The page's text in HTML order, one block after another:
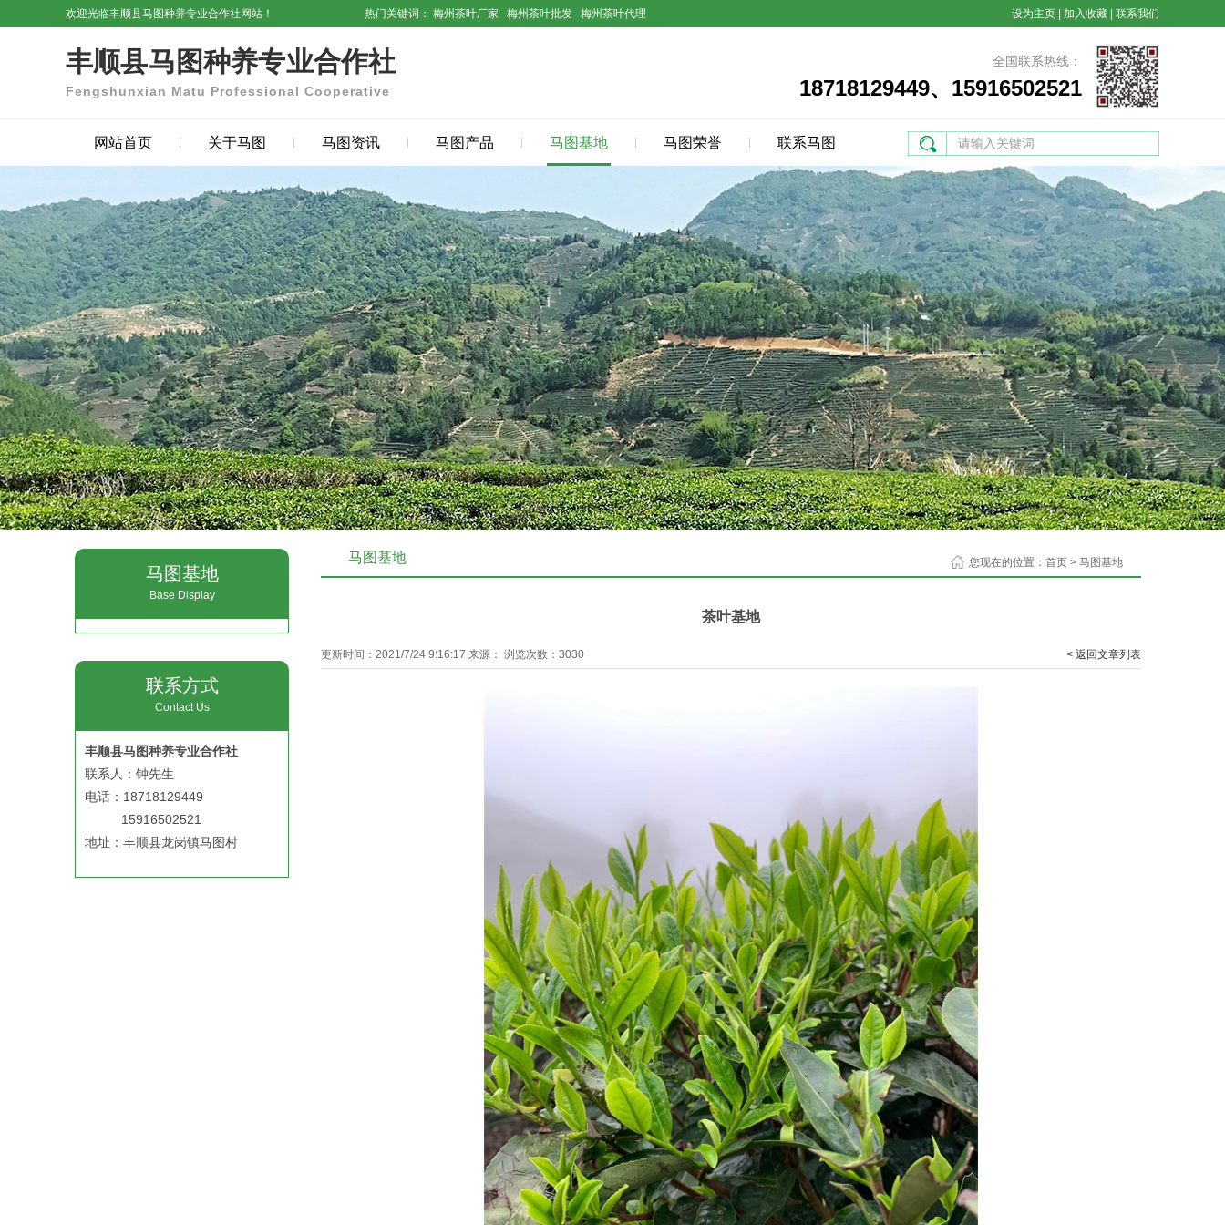
欢迎光临丰顺县马图种养专业合作社网站！ 热门关键词： 梅州茶叶厂家 梅州茶叶批发 梅州茶叶代理 设为主页 加入收藏 联系我们
丰顺县马图种养专业合作社
Fengshunxian Matu Professional Cooperative
全国联系热线：
18718129449、15916502521
网站首页 关于马图 马图资讯 马图产品 马图基地 马图荣誉 联系马图
马图基地
Base Display
联系方式
Contact Us
丰顺县马图种养专业合作社
联系人：钟先生
电话：18718129449
15916502521
地址：丰顺县龙岗镇马图村
马图基地 您现在的位置： 首页 > 马图基地
茶叶基地
更新时间：2021/7/24 9:16:17 来源： 浏览次数：3030 < 返回文章列表